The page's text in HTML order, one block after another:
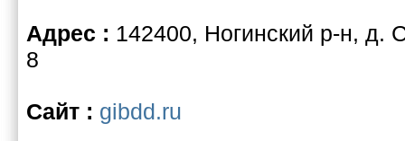
Адрес : 142400, Ногинский р-н, д.
8
Сайт : gibdd.ru